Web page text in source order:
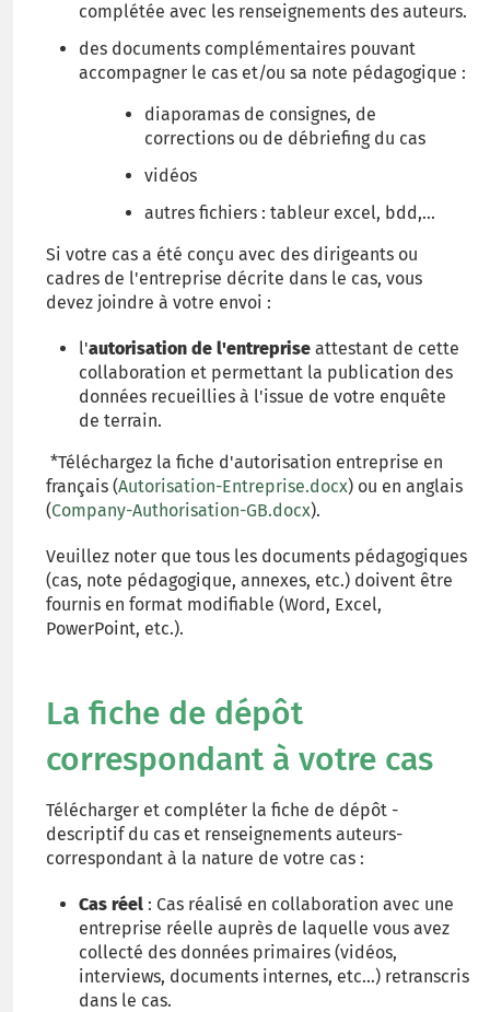
complétée avec les renseignements des auteurs.
des documents complémentaires pouvant
accompagner le cas et/ou sa note pédagogique :
diaporamas de consignes, de
corrections ou de débriefing du cas
vidéos
autres fichiers : tableur excel, bdd,...
Si votre cas a été conçu avec des dirigeants ou
cadres de l'entreprise décrite dans le cas, vous
devez joindre à votre envoi :
l'autorisation de l'entreprise attestant de cette
collaboration et permettant la publication des
données recueillies à l'issue de votre enquête
de terrain.
*Téléchargez la fiche d'autorisation entreprise en
français (Autorisation-Entreprise.docx) ou en anglais
(Company-Authorisation-GB.docx).
Veuillez noter que tous les documents pédagogiques
(cas, note pédagogique, annexes, etc.) doivent être
fournis en format modifiable (Word, Excel,
PowerPoint, etc.).
La fiche de dépôt
correspondant à votre cas
Télécharger et compléter la fiche de dépôt -
descriptif du cas et renseignements auteurs-
correspondant à la nature de votre cas :
Cas réel : Cas réalisé en collaboration avec une
entreprise réelle auprès de laquelle vous avez
collecté des données primaires (vidéos,
interviews, documents internes, etc...) retranscris
dans le cas.